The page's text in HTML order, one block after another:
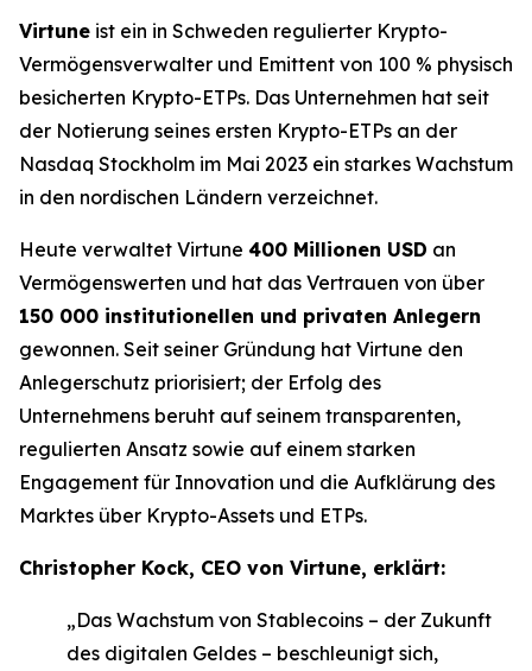
Virtune ist ein in Schweden regulierter Krypto-
Vermögensverwalter und Emittent von 100 % physisch
besicherten Krypto-ETPs. Das Unternehmen hat seit
der Notierung seines ersten Krypto-ETPs an der
Nasdaq Stockholm im Mai 2023 ein starkes Wachstum
in den nordischen Ländern verzeichnet.
Heute verwaltet Virtune 400 Millionen USD an
Vermögenswerten und hat das Vertrauen von über
150 000 institutionellen und privaten Anlegern
gewonnen. Seit seiner Gründung hat Virtune den
Anlegerschutz priorisiert; der Erfolg des
Unternehmens beruht auf seinem transparenten,
regulierten Ansatz sowie auf einem starken
Engagement für Innovation und die Aufklärung des
Marktes über Krypto-Assets und ETPs.
Christopher Kock, CEO von Virtune, erklärt:
„Das Wachstum von Stablecoins – der Zukunft
des digitalen Geldes – beschleunigt sich,